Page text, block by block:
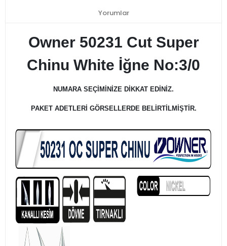
Yorumlar
Owner 50231 Cut Super
Chinu White İğne No:3/0
NUMARA SEÇİMİNİZE DİKKAT EDİNİZ.
PAKET ADETLERİ GÖRSELLERDE BELİRTİLMİŞTİR.